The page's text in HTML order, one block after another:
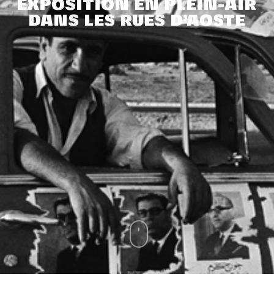
EXPOSITION EN PLEIN-AIR
DANS LES RUES D’AOSTE